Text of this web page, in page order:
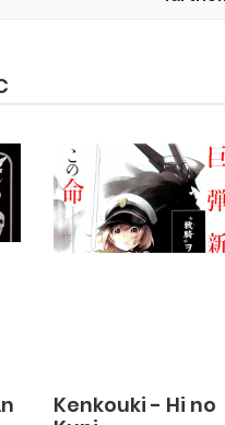
Kenkouki - Hi no